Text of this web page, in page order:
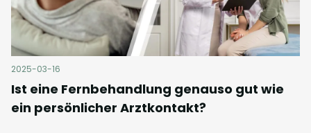
2025-03-16
Ist eine Fernbehandlung genauso gut wie
ein persönlicher Arztkontakt?